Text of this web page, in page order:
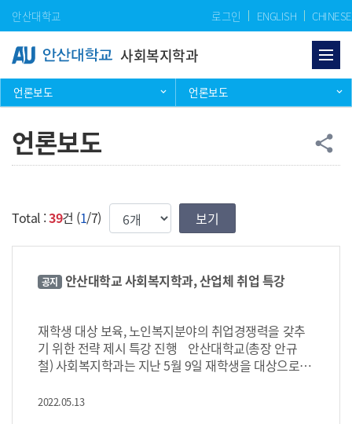
Skip Menu
안산대학교 로그인 ENGLISH CHINESE
사회복지학과
언론보도 언론보도
언론보도 공
share
Total :39건 (1/7) 한번에 보여질 게시물 갯수
공지 안산대학교 사회복지학과, 산업체 취업 특강
재학생 대상 보육, 노인복지분야의 취업경쟁력을 갖추
기 위한 전략 제시 특강 진행 안산대학교(총장 안규
철) 사회복지학과는 지난 5월 9일 재학생을 대상으로 산
회복지학과 전공인 복지 및 보육분야의 구인동향, 취업
2022.05.13